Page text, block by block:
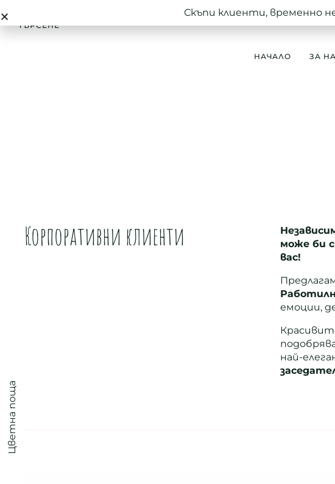
ТЪРСЕНЕ
НАЧАЛО ЗА
Корпоративни клиенти
може би
вас!
емоции,
най-
Цветна поща
Скъпи клиенти, временно